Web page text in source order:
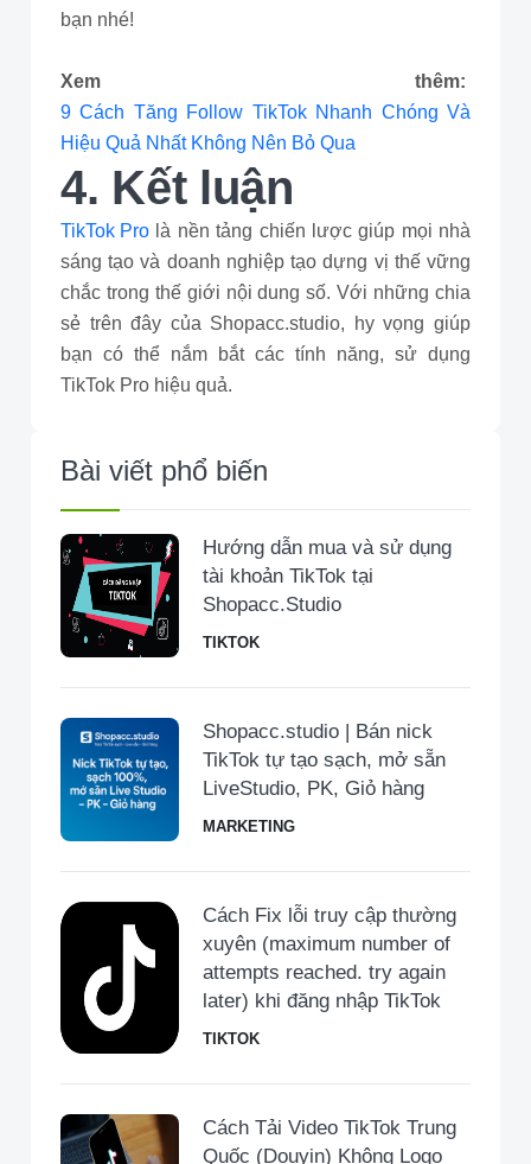
bạn nhé!
Xem thêm:
9 Cách Tăng Follow TikTok Nhanh Chóng Và
Hiệu Quả Nhất Không Nên Bỏ Qua
4. Kết luận
TikTok Pro là nền tảng chiến lược giúp mọi nhà
sáng tạo và doanh nghiệp tạo dựng vị thế vững
chắc trong thế giới nội dung số. Với những chia
sẻ trên đây của Shopacc.studio, hy vọng giúp
bạn có thể nắm bắt các tính năng, sử dụng
TikTok Pro hiệu quả.
Bài viết phổ biến
Hướng dẫn mua và sử dụng
tài khoản TikTok tại
Shopacc.Studio
TIKTOK
Shopacc.studio | Bán nick
TikTok tự tạo sạch, mở sẵn
LiveStudio, PK, Giỏ hàng
MARKETING
Cách Fix lỗi truy cập thường
xuyên (maximum number of
attempts reached. try again
later) khi đăng nhập TikTok
TIKTOK
Cách Tải Video TikTok Trung
Quốc (Douyin) Không Logo